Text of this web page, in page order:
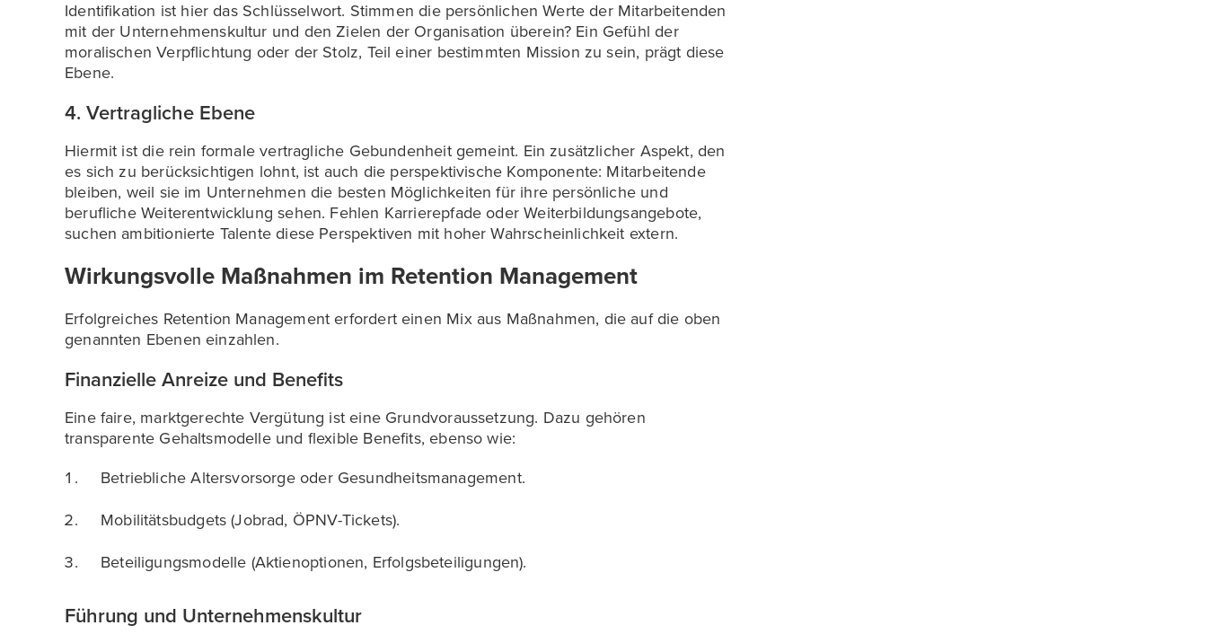
Identifikation ist hier das Schlüsselwort. Stimmen die persönlichen Werte der Mitarbeitenden
mit der Unternehmenskultur und den Zielen der Organisation überein? Ein Gefühl der
moralischen Verpflichtung oder der Stolz, Teil einer bestimmten Mission zu sein, prägt diese
Ebene.
4. Vertragliche Ebene
Hiermit ist die rein formale vertragliche Gebundenheit gemeint. Ein zusätzlicher Aspekt, den
es sich zu berücksichtigen lohnt, ist auch die perspektivische Komponente: Mitarbeitende
bleiben, weil sie im Unternehmen die besten Möglichkeiten für ihre persönliche und
berufliche Weiterentwicklung sehen. Fehlen Karrierepfade oder Weiterbildungsangebote,
suchen ambitionierte Talente diese Perspektiven mit hoher Wahrscheinlichkeit extern.
Wirkungsvolle Maßnahmen im Retention Management
Erfolgreiches Retention Management erfordert einen Mix aus Maßnahmen, die auf die oben
genannten Ebenen einzahlen.
Finanzielle Anreize und Benefits
Eine faire, marktgerechte Vergütung ist eine Grundvoraussetzung. Dazu gehören
transparente Gehaltsmodelle und flexible Benefits, ebenso wie:
Betriebliche Altersvorsorge oder Gesundheitsmanagement.
Mobilitätsbudgets (Jobrad, ÖPNV-Tickets).
Beteiligungsmodelle (Aktienoptionen, Erfolgsbeteiligungen).
Führung und Unternehmenskultur